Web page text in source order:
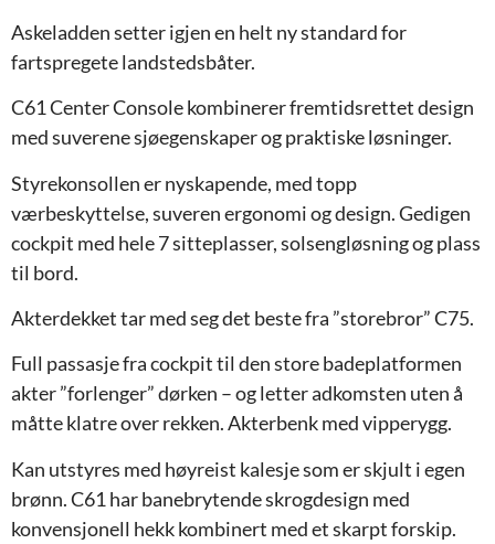
Askeladden setter igjen en helt ny standard for
fartspregete landstedsbåter.
C61 Center Console kombinerer fremtidsrettet design
med suverene sjøegenskaper og praktiske løsninger.
Styrekonsollen er nyskapende, med topp
værbeskyttelse, suveren ergonomi og design. Gedigen
cockpit med hele 7 sitteplasser, solsengløsning og plass
til bord.
Akterdekket tar med seg det beste fra ”storebror” C75.
Full passasje fra cockpit til den store badeplatformen
akter ”forlenger” dørken – og letter adkomsten uten å
måtte klatre over rekken. Akterbenk med vipperygg.
Kan utstyres med høyreist kalesje som er skjult i egen
brønn. C61 har banebrytende skrogdesign med
konvensjonell hekk kombinert med et skarpt forskip.